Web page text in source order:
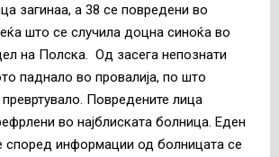
загинаа, а 38 се повредени во
што се случила доцна синоќа во
на Полска. Од засега непознати
паднало во провалија, по што
Повредените лица
во најблиската болница. Еден
според информации од болницата се